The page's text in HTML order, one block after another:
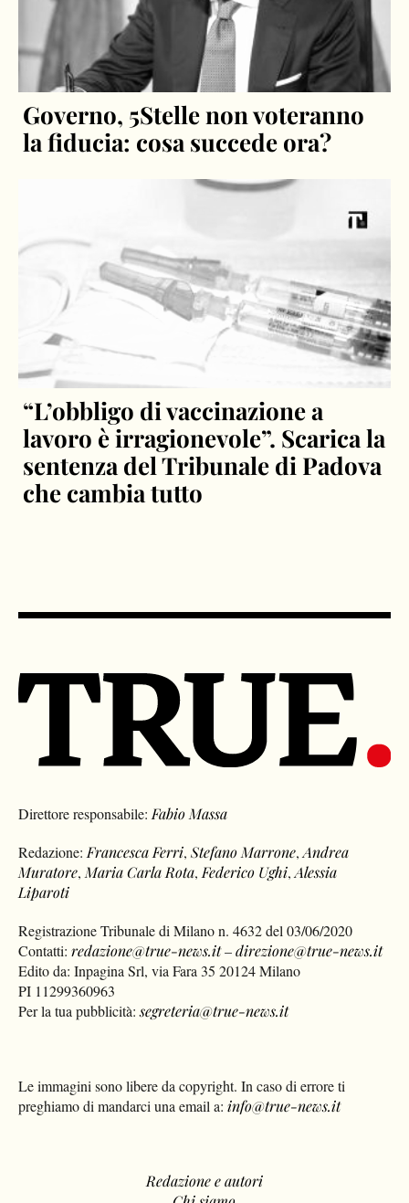
Governo, 5Stelle non voteranno
la fiducia: cosa succede ora?
“L’obbligo di vaccinazione a
lavoro è irragionevole”. Scarica la
sentenza del Tribunale di Padova
che cambia tutto
Direttore responsabile:Fabio Massa
Redazione:Francesca Ferri,Stefano Marrone,Andrea
Muratore,Maria Carla Rota,Federico Ughi,Alessia
Liparoti
Registrazione Tribunale di Milano n. 4632 del 03/06/2020
Contatti:redazione@true-news.it–direzione@true-news.it
Edito da: Inpagina Srl, via Fara 35 20124 Milano
PI 11299360963
Per la tua pubblicità:segreteria@true-news.it
Le immagini sono libere da copyright. In caso di errore ti
preghiamo di mandarci una email a: info@true-news.it
Redazione e autori